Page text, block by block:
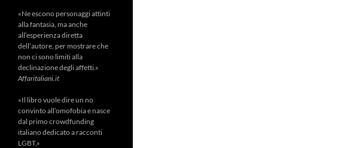
«Ne escono personaggi attinti
alla fantasia, ma anche
all’esperienza diretta
dell’autore, per mostrare che
non ci sono limiti alla
declinazione degli affetti.»
Affaritaliani.it
«Il libro vuole dire un no
convinto all’omofobia e nasce
dal primo crowdfunding
italiano dedicato a racconti
LGBT.»